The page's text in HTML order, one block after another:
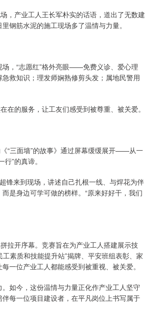
，产业工人王长军朴实的话语，道出了无数建
钢筋水泥的施工现场多了温情与力量。
，“志愿红”格外亮眼——免费义诊、爱心理
救知识；理发师娴熟修剪头发；属地民警用
在的服务，让工友们感受到被尊重、被关爱。
“三面墙”的故事》通过屏幕缓缓展开——从一
”的真谛。
锋来到现场，讲述自己扎根一线、与焊花为伴
是身边可学可做的榜样。“原来好好干，我们
拉开序幕。竞赛旨在为产业工人搭建展示技
素质和技能提升站”揭牌、平安班组表彰、家
一位产业工人都能感受到被重视、被关爱。
如今，这份温情与力量正化作产业工人坚守
每一位项目建设者，在平凡岗位上书写属于